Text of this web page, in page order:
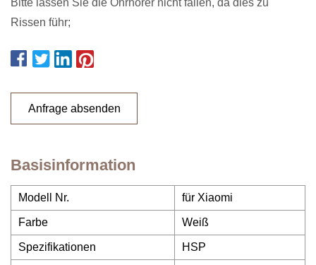
Bitte lassen Sie die Ohrhörer nicht fallen, da dies zu
Rissen führ;
Anfrage absenden
Basisinformation
Modell Nr. für Xiaomi
Farbe Weiß
Spezifikationen HSP